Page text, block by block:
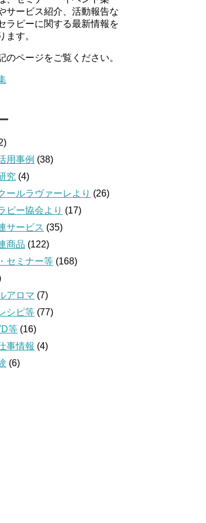
サービス紹介、活動報告な
ラピーに関する最新情報を
ます。
のページをご覧ください。
用事例 (38)
究 (4)
ールラヴァーレより (26)
ピー協会より (17)
サービス (35)
商品 (122)
セミナー等 (168)
アロマ (7)
シピ等 (77)
等 (16)
事情報 (4)
(6)